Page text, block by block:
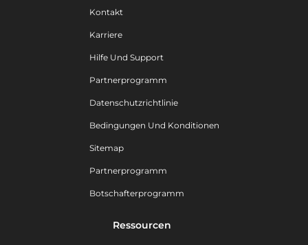
Kontakt
Karriere
Hilfe Und Support
Partnerprogramm
Datenschutzrichtlinie
Bedingungen Und Konditionen
Sitemap
Partnerprogramm
Botschafterprogramm
Ressourcen